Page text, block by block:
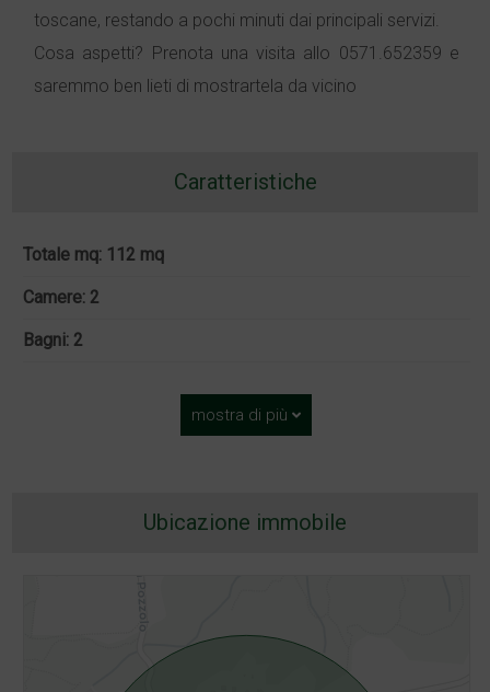
toscane, restando a pochi minuti dai principali servizi.
Cosa aspetti? Prenota una visita allo 0571.652359 e
saremmo ben lieti di mostrartela da vicino
Caratteristiche
Totale mq: 112 mq
Camere: 2
Bagni: 2
mostra di più
Ubicazione immobile